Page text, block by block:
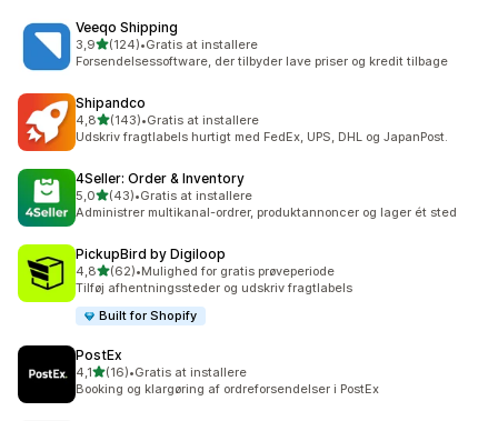
Veeqo Shipping
3,9ud af 5 stjerner
(124)
124 anmeldelser i alt
•Gratis at installere
Forsendelsessoftware, der tilbyder lave priser og kredit tilbage
Shipandco
4,8ud af 5 stjerner
(143)
143 anmeldelser i alt
•Gratis at installere
Udskriv fragtlabels hurtigt med FedEx, UPS, DHL og JapanPost.
4Seller: Order & Inventory
5,0ud af 5 stjerner
(43)
43 anmeldelser i alt
•Gratis at installere
Administrer multikanal-ordrer, produktannoncer og lager ét sted
PickupBird by Digiloop
4,8ud af 5 stjerner
(62)
62 anmeldelser i alt
•Mulighed for gratis prøveperiode
Tilføj afhentningssteder og udskriv fragtlabels
Built for Shopify
PostEx
4,1ud af 5 stjerner
(16)
16 anmeldelser i alt
•Gratis at installere
Booking og klargøring af ordreforsendelser i PostEx